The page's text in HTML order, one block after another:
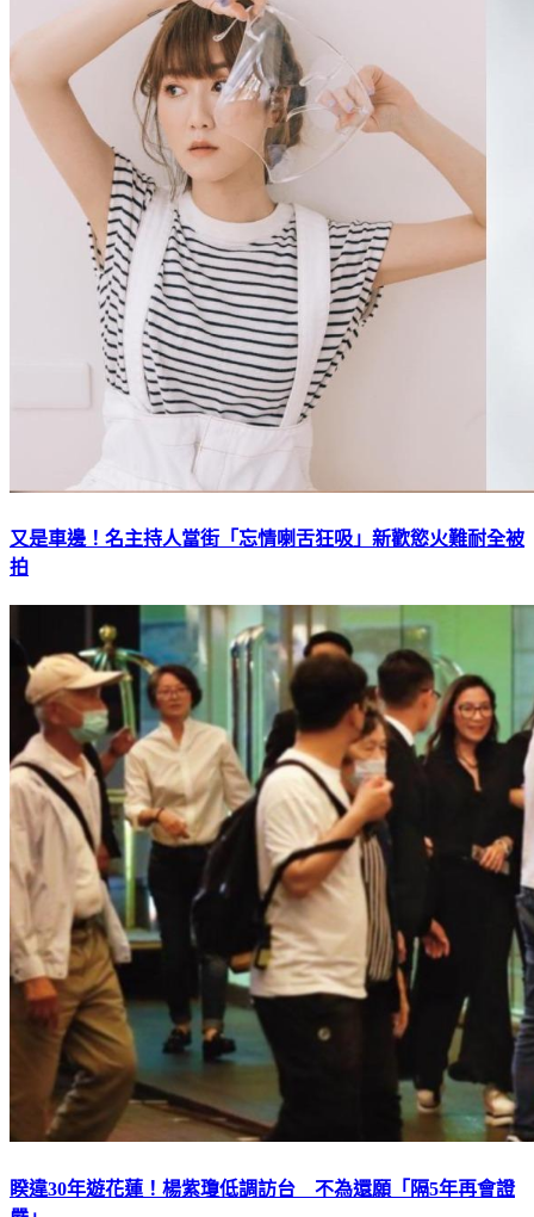
又是車邊！名主持人當街「忘情喇舌狂吸」新歡慾火難耐全被
拍
睽違30年遊花蓮！楊紫瓊低調訪台 不為還願「隔5年再會證